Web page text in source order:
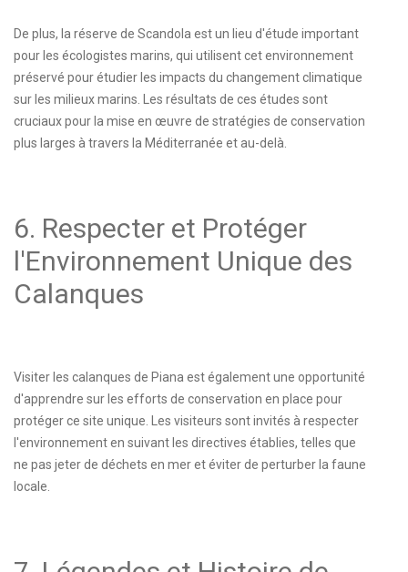
De plus, la réserve de Scandola est un lieu d'étude important
pour les écologistes marins, qui utilisent cet environnement
préservé pour étudier les impacts du changement climatique
sur les milieux marins. Les résultats de ces études sont
cruciaux pour la mise en œuvre de stratégies de conservation
plus larges à travers la Méditerranée et au-delà.
6. Respecter et Protéger
l'Environnement Unique des
Calanques
Visiter les calanques de Piana est également une opportunité
d'apprendre sur les efforts de conservation en place pour
protéger ce site unique. Les visiteurs sont invités à respecter
l'environnement en suivant les directives établies, telles que
ne pas jeter de déchets en mer et éviter de perturber la faune
locale.